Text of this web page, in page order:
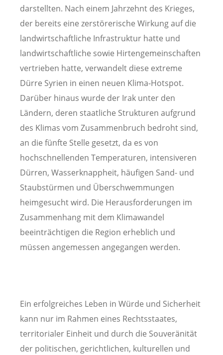
darstellten. Nach einem Jahrzehnt des Krieges,
der bereits eine zerstörerische Wirkung auf die
landwirtschaftliche Infrastruktur hatte und
landwirtschaftliche sowie Hirtengemeinschaften
vertrieben hatte, verwandelt diese extreme
Dürre Syrien in einen neuen Klima-Hotspot.
Darüber hinaus wurde der Irak unter den
Ländern, deren staatliche Strukturen aufgrund
des Klimas vom Zusammenbruch bedroht sind,
an die fünfte Stelle gesetzt, da es von
hochschnellenden Temperaturen, intensiveren
Dürren, Wasserknappheit, häufigen Sand- und
Staubstürmen und Überschwemmungen
heimgesucht wird. Die Herausforderungen im
Zusammenhang mit dem Klimawandel
beeinträchtigen die Region erheblich und
müssen angemessen angegangen werden.
Ein erfolgreiches Leben in Würde und Sicherheit
kann nur im Rahmen eines Rechtsstaates,
territorialer Einheit und durch die Souveränität
der politischen, gerichtlichen, kulturellen und